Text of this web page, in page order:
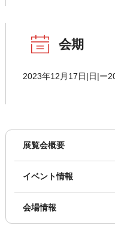
会期
2023年12月17日|日|ー
展覧会概要
イベント情報
会場情報